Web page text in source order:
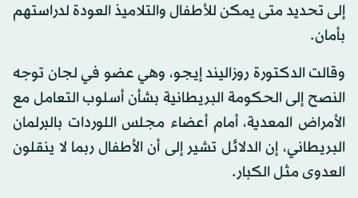
إلى تحديد متى يمكن للأطفال والتلاميذ العودة لدراستهم
بأمان.
وقالت الدكتورة روزاليند إيجو، وهي عضو في لجان توجه
النصح إلى الحكومة البريطانية بشأن أسلوب التعامل مع
الأمراض المعدية، أمام أعضاء مجلس اللوردات بالبرلمان
البريطاني، إن الدلائل تشير إلى أن الأطفال ربما لا ينقلون
العدوى مثل الكبار.